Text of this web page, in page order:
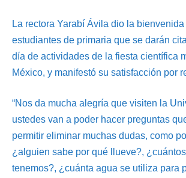
La rectora Yarabí Ávila dio la
estudiantes de primaria que se darán
día de actividades de la fiesta científica
México, y manifestó su satisfacción por
“Nos da mucha alegría que visiten la
ustedes van a poder hacer preguntas
permitir eliminar muchas dudas, como
¿alguien sabe por qué llueve?,
tenemos?, ¿cuánta agua se utiliza para